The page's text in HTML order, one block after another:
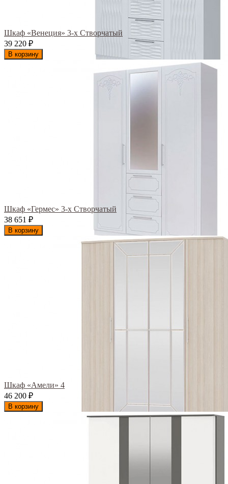
Шкаф «Венеция» 3-х Створчатый
39 220 ₽
В корзину
Шкаф «Гермес» 3-х Створчатый
38 651
₽
В корзину
Шкаф «Амели» 4
46 200 ₽
В корзину